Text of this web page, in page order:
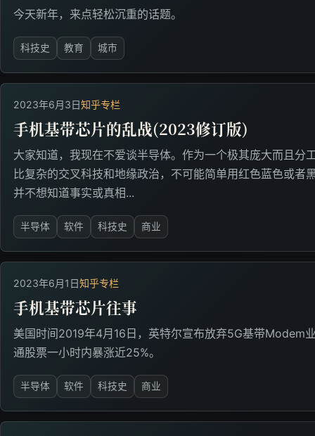
今天新年，来点轻松沉重的话题。
科技史 教育 城市
2023年6月3日知乎专栏
手机基带芯片的乱战(2023修订版)
大家知道，我现在不爱谈半导体。作为一个极其庞大而且分
比复杂的交叉科技和地缘政治，不可能简单用红色蓝色或者
并不想知道事实或真相...
半导体 软件 科技史 商业
2023年6月1日知乎专栏
手机基带芯片往事
美国时间2019年4月16日，英特尔宣布放弃5G基带Modem
通股票一小时内暴涨近25%。
半导体 软件 科技史 商业